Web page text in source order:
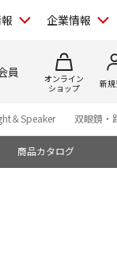
企業情報
員
オンライン
ショップ
新
＆Speaker 双眼鏡・
商品カタログ